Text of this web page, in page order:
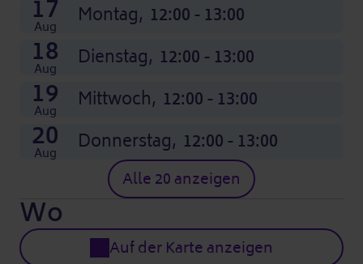
17
Aug Montag, 12:00 - 13:00
18
Aug Dienstag, 12:00 - 13:00
19
Aug Mittwoch, 12:00 - 13:00
20
Aug Donnerstag, 12:00 - 13:00
Alle 20 anzeigen
Wo
Auf der Karte anzeigen